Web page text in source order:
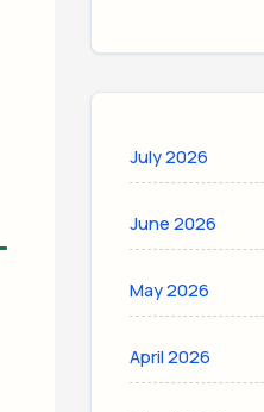
July 2026
June 2026
May 2026
April 2026